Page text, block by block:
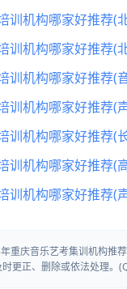
训机构哪家好推荐(
训机构哪家好推荐(
训机构哪家好推荐(
训机构哪家好推荐(
训机构哪家好推荐(
训机构哪家好推荐(
训机构哪家好推荐(
年重庆音乐艺考集训机构推
更正、删除或依法处理。